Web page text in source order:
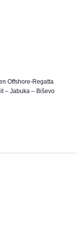
Offshore-Regatta
– Jabuka – Biševo